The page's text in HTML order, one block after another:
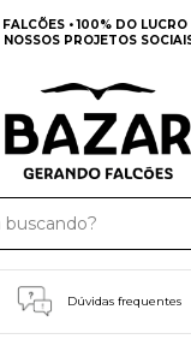
• 100% DO
NOSSOS PROJETOS
Dúvidas frequentes